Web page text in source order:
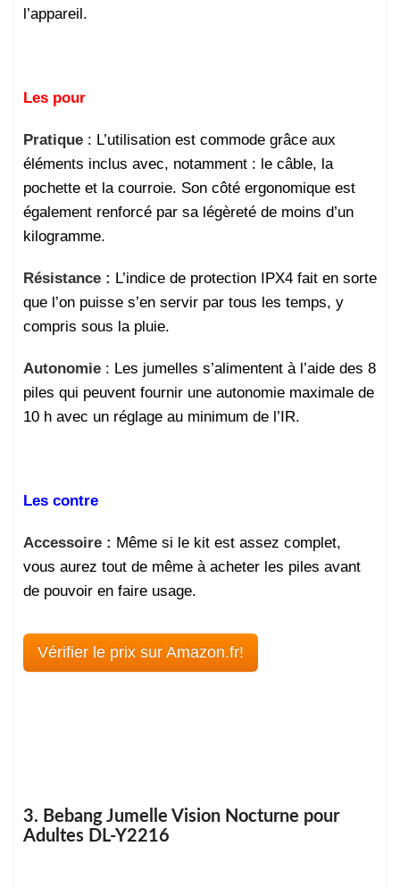
l’appareil.
Les pour
Pratique: L’utilisation est commode grâce aux
éléments inclus avec, notamment : le câble, la
pochette et la courroie. Son côté ergonomique est
également renforcé par sa légèreté de moins d’un
kilogramme.
Résistance : L’indice de protection IPX4 fait en sorte
que l’on puisse s’en servir par tous les temps, y
compris sous la pluie.
Autonomie : Les jumelles s’alimentent à l’aide des 8
piles qui peuvent fournir une autonomie maximale de
10 h avec un réglage au minimum de l’IR.
Les contre
Accessoire : Même si le kit est assez complet,
vous aurez tout de même à acheter les piles avant
de pouvoir en faire usage.
Vérifier le prix sur Amazon.fr!
3. Bebang Jumelle Vision Nocturne pour
Adultes DL-Y2216